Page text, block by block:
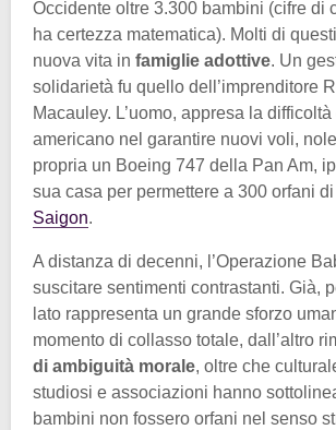
Occidente oltre 3.300 bambini (cifre di
ha certezza matematica). Molti di
nuova vita in famiglie adottive. Un
solidarietà fu quello dell’imprenditore
Macauley. L’uomo, appresa la
americano nel garantire nuovi voli,
propria un Boeing 747 della Pan Am,
sua casa per permettere a 300 orfani di
Saigon.
A distanza di decenni, l’Operazione
suscitare sentimenti contrastanti. Già,
lato rappresenta un grande sforzo
momento di collasso totale, dall’altro
di ambiguità morale, oltre che
studiosi e associazioni hanno
bambini non fossero orfani nel senso